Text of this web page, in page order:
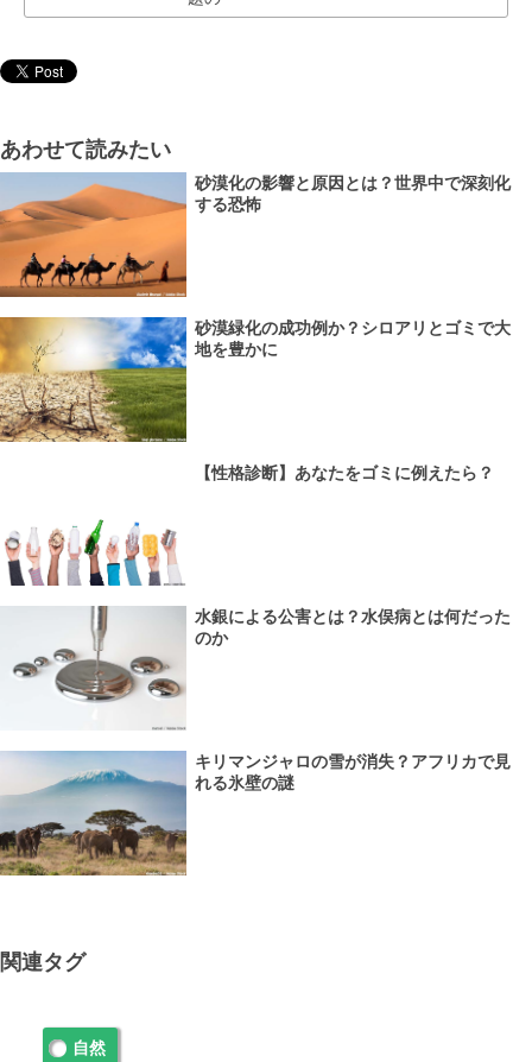
あわせて読みたい
砂漠化の影響と原因とは？世界中で深刻化
する恐怖
砂漠緑化の成功例か？シロアリとゴミで大
地を豊かに
【性格診断】あなたをゴミに例えたら？
水銀による公害とは？水俣病とは何だった
のか
キリマンジャロの雪が消失？アフリカで見
れる氷壁の謎
関連タグ
自然